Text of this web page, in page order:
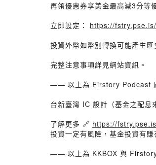
再領優惠券享美金最高減3分等
立即設定： https://
投資外幣如幣別轉換可能產生
完整注意事項詳見網站資訊。
—— 以上為 Firstory Podcast
台新臺灣 IC 設計（基金之配息
了解更多 🔗 https://
投資一定有風險，基金投資有
—— 以上為 KKBOX 與